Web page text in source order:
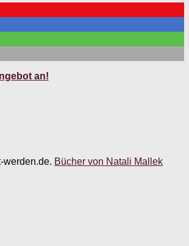
an!
werden.de. Bücher von Natali Mallek